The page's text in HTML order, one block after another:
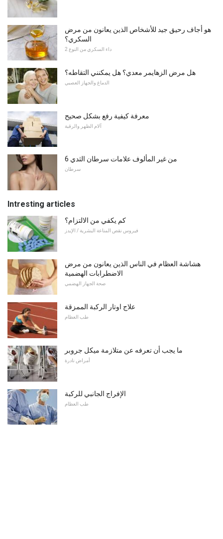
هو أجاف رحيق جيد للأشخاص الذين يعانون من مرض
السكري؟
داء السكري من النوع 2
هل مرض الزهايمر معدي؟ هل يمكنني التقاطه؟
الدماغ والجهاز العصبي
معرفة كيفية رفع بشكل صحيح
آلام الظهر والرقبة
6 من غير المألوف علامات سرطان الثدي
سرطان
Intresting articles
كم يكفي من الالتزام؟
فيروس نقص المناعة البشرية / الإيدز
هشاشة العظام في الناس الذين يعانون من مرض
الاضطرابات الهضمية
صحة الجهاز الهضمي
علاج اوتار الركبة الممزقة
طب العظام
ما يجب أن تعرفه عن متلازمة ميكل جروبر
أمراض نادرة
الإفراج الجانبي للركبة
طب العظام